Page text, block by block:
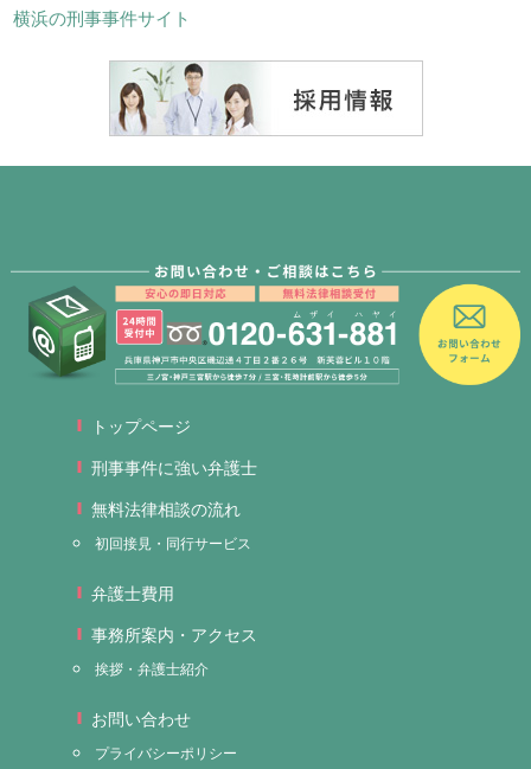
横浜の刑事事件サイト
トップページ
刑事事件に強い弁護士
無料法律相談の流れ
初回接見・同行サービス
弁護士費用
事務所案内・アクセス
挨拶・弁護士紹介
お問い合わせ
プライバシーポリシー